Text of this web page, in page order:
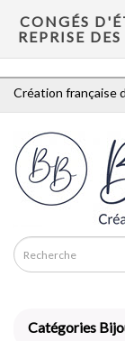
CONGÉS
REPRISE
Création française
Catégories